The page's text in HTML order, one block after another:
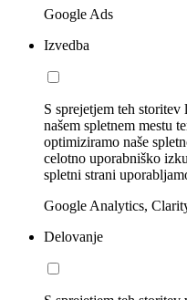
Google Ads
Izvedba
S sprejetjem teh
našem spletnem mestu
optimiziramo naše
celotno uporabniško
spletni strani
Google Analytics,
Delovanje